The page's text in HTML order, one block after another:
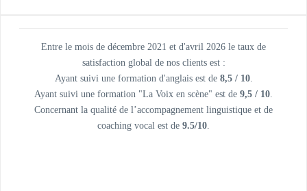
Entre le mois de décembre 2021 et d'avril 2026 le taux de
satisfaction global de nos clients est :
Ayant suivi une formation d'anglais est de 8,5 / 10.
Ayant suivi une formation "La Voix en scène" est de 9,5 / 10.
Concernant la qualité de l’accompagnement linguistique et de
coaching vocal est de 9.5/10.